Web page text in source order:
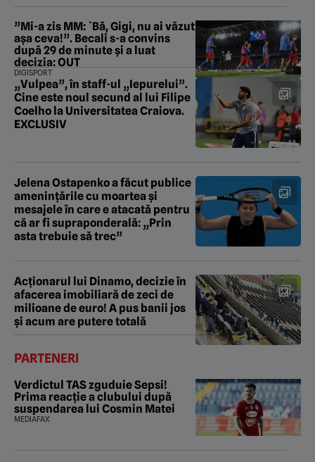
”Mi-a zis MM: `Bă, Gigi, nu ai văzut
așa ceva!”. Becali s-a convins
după 29 de minute și a luat
decizia: OUT
DIGISPORT
„Vulpea”, în staff-ul „Iepurelui”.
Cine este noul secund al lui Filipe
Coelho la Universitatea Craiova.
EXCLUSIV
Jelena Ostapenko a făcut publice
amenințările cu moartea și
mesajele în care e atacată pentru
că ar fi supraponderală: „Prin
asta trebuie să trec”
Acționarul lui Dinamo, decizie în
afacerea imobiliară de zeci de
milioane de euro! A pus banii jos
și acum are putere totală
PARTENERI
Verdictul TAS zguduie Sepsi!
Prima reacție a clubului după
suspendarea lui Cosmin Matei
MEDIAFAX